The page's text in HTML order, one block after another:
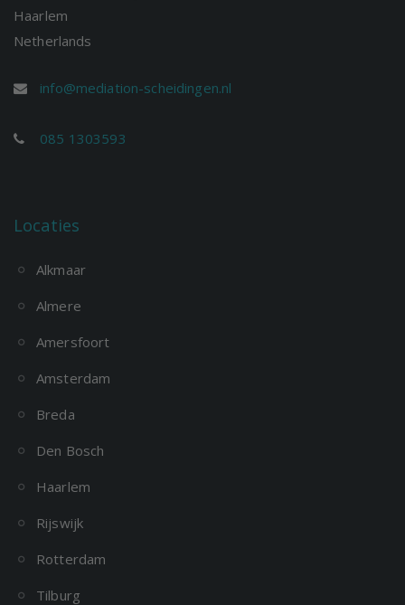
Haarlem
Netherlands
info@mediation-scheidingen.nl
085 1303593
Locaties
Alkmaar
Almere
Amersfoort
Amsterdam
Breda
Den Bosch
Haarlem
Rijswijk
Rotterdam
Tilburg